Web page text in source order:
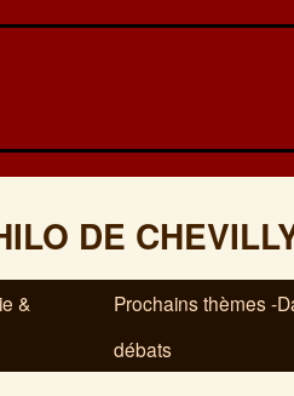
DE
&
Prochains thèmes -
débats